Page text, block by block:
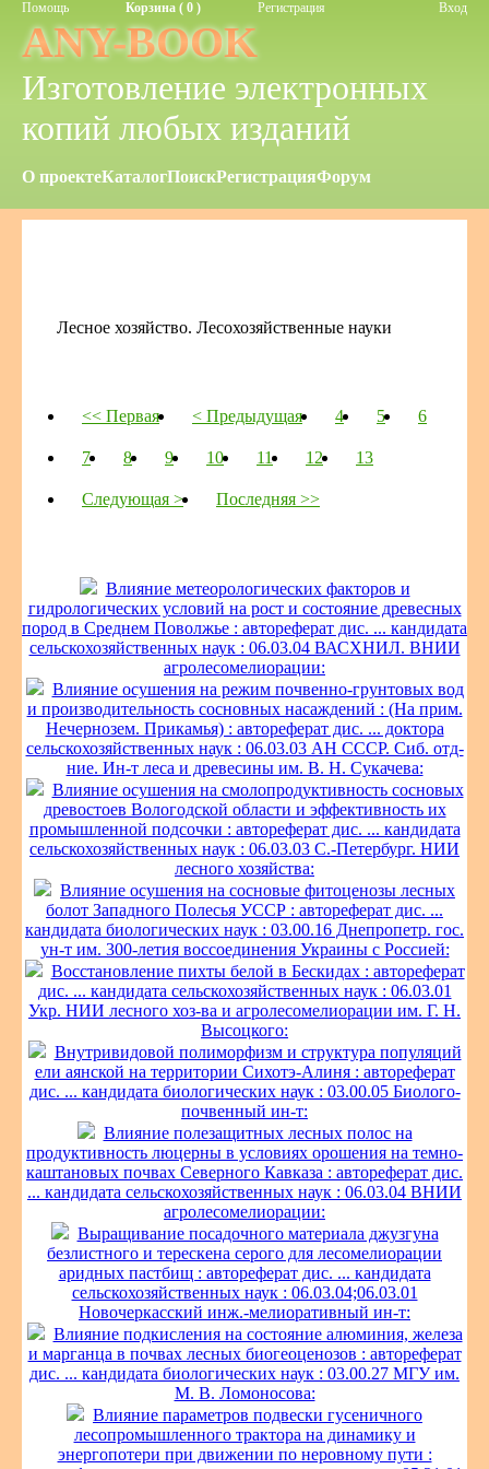
Помощь Корзина ( 0 ) Регистрация Вход
ANY-BOOK
Изготовление электронных
копий любых изданий
О проектеКаталогПоискРегистрацияФорум
Лесное хозяйство. Лесохозяйственные науки
<< Первая < Предыдущая 4 5 6
7 8 9 10 11 12 13
Следующая > Последняя >>
Влияние метеорологических факторов и
гидрологических условий на рост и состояние древесных
пород в Среднем Поволжье : автореферат дис. ... кандидата
сельскохозяйственных наук : 06.03.04 ВАСХНИЛ. ВНИИ
агролесомелиорации:
Влияние осушения на режим почвенно-грунтовых вод
и производительность сосновных насаждений : (На прим.
Нечернозем. Прикамья) : автореферат дис. ... доктора
сельскохозяйственных наук : 06.03.03 АН СССР. Сиб. отд-
ние. Ин-т леса и древесины им. В. Н. Сукачева:
Влияние осушения на смолопродуктивность сосновых
древостоев Вологодской области и эффективность их
промышленной подсочки : автореферат дис. ... кандидата
сельскохозяйственных наук : 06.03.03 С.-Петербург. НИИ
лесного хозяйства:
Влияние осушения на сосновые фитоценозы лесных
болот Западного Полесья УССР : автореферат дис. ...
кандидата биологических наук : 03.00.16 Днепропетр. гос.
ун-т им. 300-летия воссоединения Украины с Россией:
Восстановление пихты белой в Бескидах : автореферат
дис. ... кандидата сельскохозяйственных наук : 06.03.01
Укр. НИИ лесного хоз-ва и агролесомелиорации им. Г. Н.
Высоцкого:
Внутривидовой полиморфизм и структура популяций
ели аянской на территории Сихотэ-Алиня : автореферат
дис. ... кандидата биологических наук : 03.00.05 Биолого-
почвенный ин-т:
Влияние полезащитных лесных полос на
продуктивность люцерны в условиях орошения на темно-
каштановых почвах Северного Кавказа : автореферат дис.
... кандидата сельскохозяйственных наук : 06.03.04 ВНИИ
агролесомелиорации:
Выращивание посадочного материала джузгуна
безлистного и терескена серого для лесомелиорации
аридных пастбищ : автореферат дис. ... кандидата
сельскохозяйственных наук : 06.03.04;06.03.01
Новочеркасский инж.-мелиоративный ин-т:
Влияние подкисления на состояние алюминия, железа
и марганца в почвах лесных биогеоценозов : автореферат
дис. ... кандидата биологических наук : 03.00.27 МГУ им.
М. В. Ломоносова:
Влияние параметров подвески гусеничного
лесопромышленного трактора на динамику и
энергопотери при движении по неровному пути :